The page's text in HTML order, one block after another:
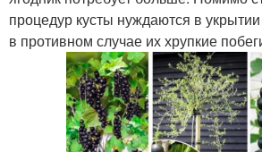
процедур кусты нуждаются в
в противном случае их хрупкие